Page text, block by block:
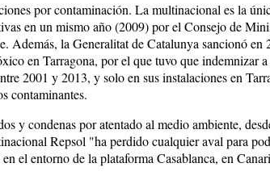
por contaminación. La multinacional es la
en un mismo año (2009) por el Consejo de
Además, la Generalitat de Catalunya sancionó en
en Tarragona, por el que tuvo que indemnizar
2001 y 2013, y solo en sus instalaciones en
contaminantes.
y condenas por atentado al medio ambiente,
Repsol "ha perdido cualquier aval para
el entorno de la plataforma Casablanca, en